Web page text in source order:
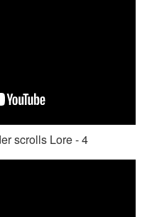
scrolls Lore - 4